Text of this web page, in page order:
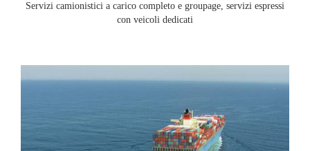
Servizi camionistici a carico completo e groupage, servizi espressi
con veicoli dedicati